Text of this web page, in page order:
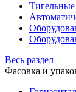
Весь раздел
Фасовка и